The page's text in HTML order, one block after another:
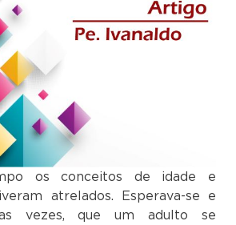
os conceitos de idade e
atrelados. Esperava-se e
vezes, que um adulto se